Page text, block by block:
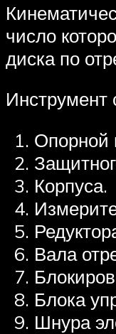
число
диска по
Инструмент
Опорной
Корпуса.
Вала
Блока
Шнура